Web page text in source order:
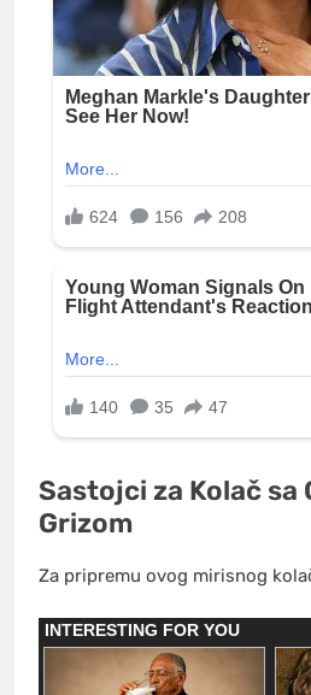
Sastojci za Kolač sa
Grizom
Za pripremu ovog mirisnog